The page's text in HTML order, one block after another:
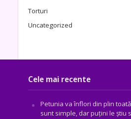
Torturi
Uncategorized
Cele mai recente
Petunia va înflori din plin
sunt simple, dar puțini le știu